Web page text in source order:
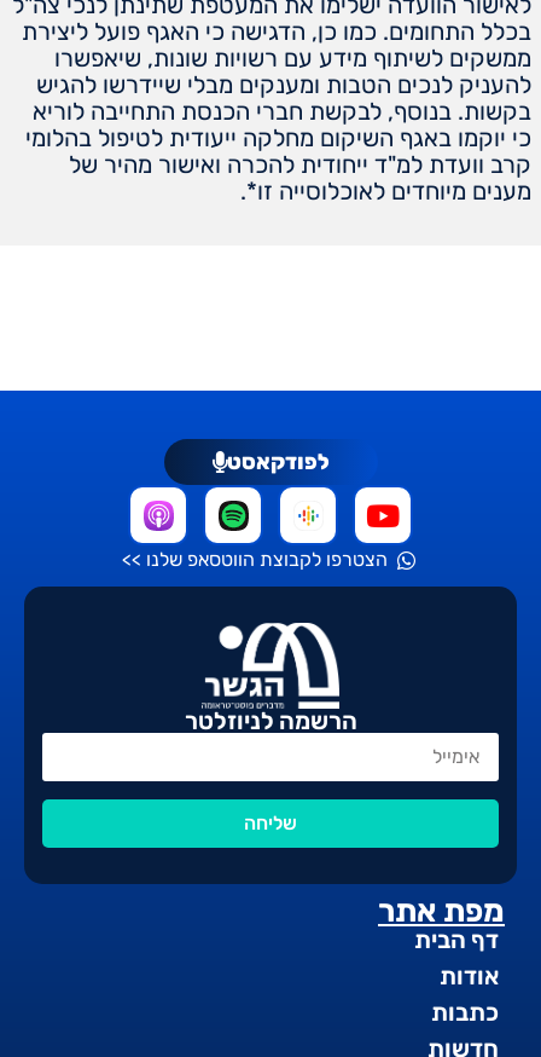
בכלל התחומים. כמו כן, הדגישה כי האגף פועל ליצירת
ממשקים לשיתוף מידע עם רשויות שונות, שיאפשרו
להעניק לנכים הטבות ומענקים מבלי שיידרשו להגיש
בקשות. בנוסף, לבקשת חברי הכנסת התחייבה לוריא
כי יוקמו באגף השיקום מחלקה ייעודית לטיפול בהלומי
קרב וועדת למ"ד ייחודית להכרה ואישור מהיר של
מענים מיוחדים לאוכלוסייה זו*.
מפת אתר
דף הבית
אודות
כתבות
חדשות
לפודקאסט
הצטרפו לקבוצת הווטסאפ שלנו >>
הרשמה לניוזלטר
שליחה